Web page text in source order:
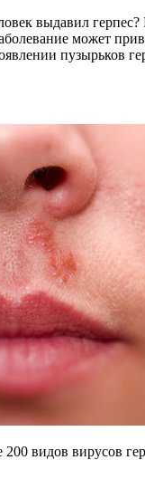
выдавил
может
пузырьков
200 видов вирусов